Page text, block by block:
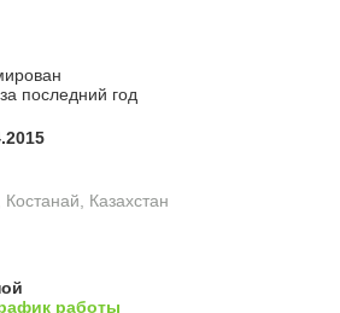
последний год
Казахстан
работы